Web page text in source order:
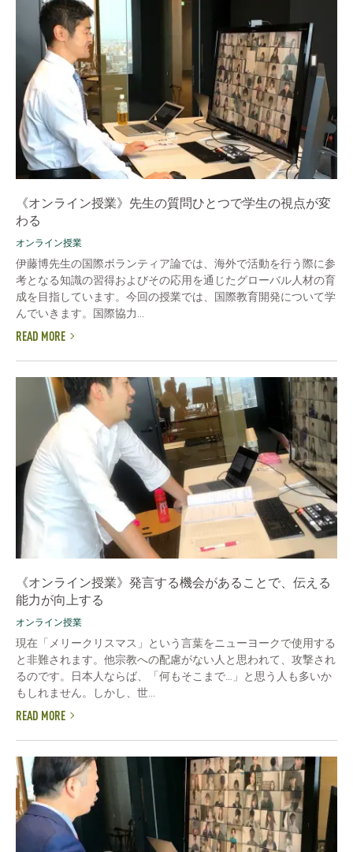
《オンライン授業》先生の質問ひとつで学生の視点が変
わる
オンライン授業
伊藤博先生の国際ボランティア論では、海外で活動を行う際に参
考となる知識の習得およびその応用を通じたグローバル人材の育
成を目指しています。今回の授業では、国際教育開発について学
んでいきます。国際協力...
READ MORE
《オンライン授業》発言する機会があることで、伝える
能力が向上する
オンライン授業
現在「メリークリスマス」という言葉をニューヨークで使用する
と非難されます。他宗教への配慮がない人と思われて、攻撃され
るのです。日本人ならば、「何もそこまで…」と思う人も多いか
もしれません。しかし、世...
READ MORE